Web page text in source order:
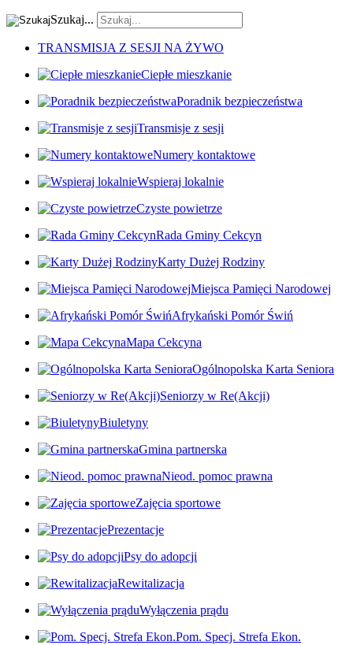
Szukaj...
TRANSMISJA Z SESJI NA ŻYWO
Ciepłe mieszkanie
Poradnik bezpieczeństwa
Transmisje z sesji
Numery kontaktowe
Wspieraj lokalnie
Czyste powietrze
Rada Gminy Cekcyn
Karty Dużej Rodziny
Miejsca Pamięci Narodowej
Afrykański Pomór Świń
Mapa Cekcyna
Ogólnopolska Karta Seniora
Seniorzy w Re(Akcji)
Biuletyny
Gmina partnerska
Nieod. pomoc prawna
Zajęcia sportowe
Prezentacje
Psy do adopcji
Rewitalizacja
Wyłączenia prądu
Pom. Specj. Strefa Ekon.